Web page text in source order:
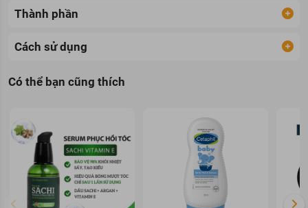
Thành phần
Cách sử dụng
Có thể bạn cũng thích